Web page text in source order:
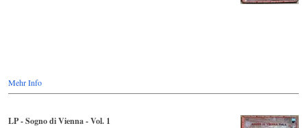
Mehr Info
LP - Sogno di Vienna - Vol. 1